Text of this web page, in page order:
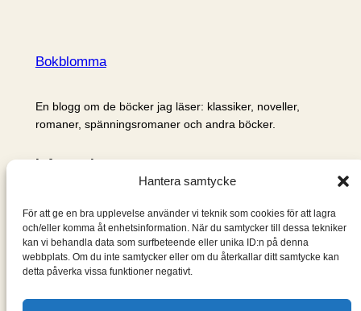
Hantera samtycke
För att ge en bra upplevelse använder vi teknik som cookies för att lagra
och/eller komma åt enhetsinformation. När du samtycker till dessa tekniker
kan vi behandla data som surfbeteende eller unika ID:n på denna
webbplats. Om du inte samtycker eller om du återkallar ditt samtycke kan
detta påverka vissa funktioner negativt.
Bokblomma
En blogg om de böcker jag läser: klassiker, noveller,
romaner, spänningsromaner och andra böcker.
Information
Om mig & om bloggen
S
ö
k